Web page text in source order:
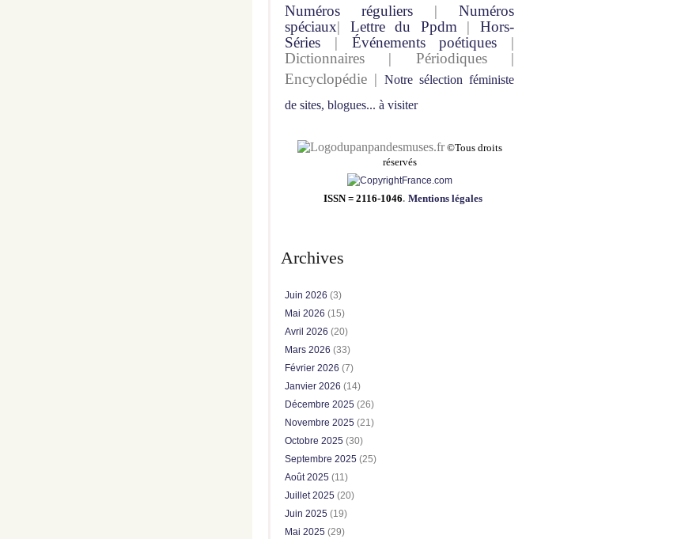
Numéros réguliers | Numéros
spéciaux| Lettre du Ppdm |Hors-
Séries | Événements poétiques |
Dictionnaires | Périodiques |
Encyclopédie | Notre sélection féministe
de sites, blogues... à visiter
pandesmuses.fr ©Tous droits
réservés
ISSN = 2116-1046. Mentions légales
Archives
Juin 2026 (3)
Mai 2026 (15)
Avril 2026 (20)
Mars 2026 (33)
Février 2026 (7)
Janvier 2026 (14)
Décembre 2025 (26)
Novembre 2025 (21)
Octobre 2025 (30)
Septembre 2025 (25)
Août 2025 (11)
Juillet 2025 (20)
Juin 2025 (19)
Mai 2025 (29)